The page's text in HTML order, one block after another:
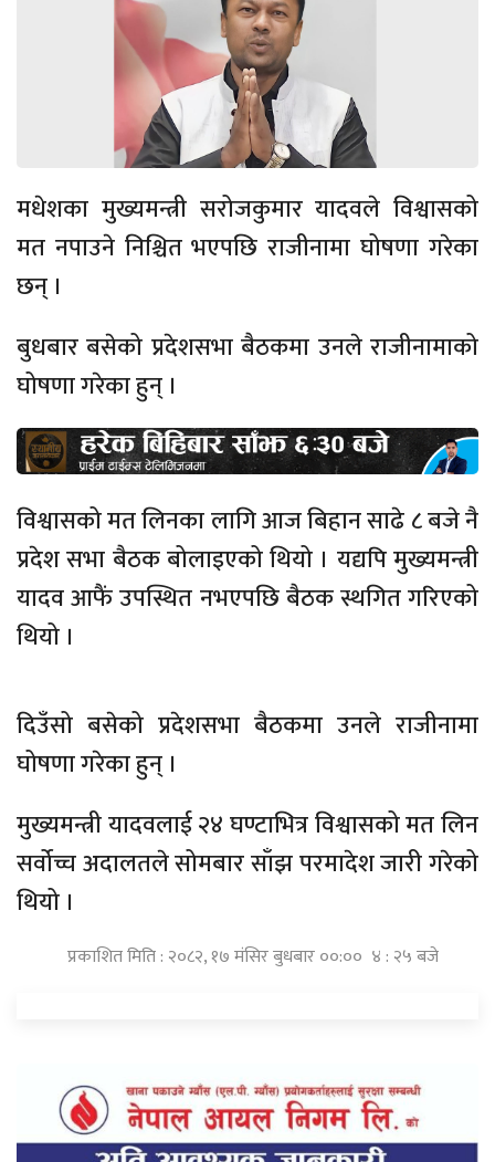
मधेशका मुख्यमन्त्री सरोजकुमार यादवले विश्वासको
मत नपाउने निश्चित भएपछि राजीनामा घोषणा गरेका
छन् ।
बुधबार बसेको प्रदेशसभा बैठकमा उनले राजीनामाको
घोषणा गरेका हुन् ।
विश्वासको मत लिनका लागि आज बिहान साढे ८ बजे नै
प्रदेश सभा बैठक बोलाइएको थियो । यद्यपि मुख्यमन्त्री
यादव आफैं उपस्थित नभएपछि बैठक स्थगित गरिएको
थियो ।
दिउँसो बसेको प्रदेशसभा बैठकमा उनले राजीनामा
घोषणा गरेका हुन् ।
मुख्यमन्त्री यादवलाई २४ घण्टाभित्र विश्वासको मत लिन
सर्वोच्च अदालतले सोमबार साँझ परमादेश जारी गरेको
थियो ।
प्रकाशित मिति : २०८२, १७ मंसिर बुधबार ००:०० ४ : २५ बजे